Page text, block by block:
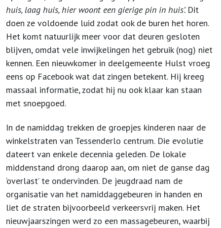
huis, laag huis, hier woont een gierige pin in huis’. Dit
doen ze voldoende luid zodat ook de buren het horen.
Het komt natuurlijk meer voor dat deuren gesloten
blijven, omdat vele inwijkelingen het gebruik (nog) niet
kennen. Een nieuwkomer in deelgemeente Hulst vroeg
eens op Facebook wat dat zingen betekent. Hij kreeg
massaal informatie, zodat hij nu ook klaar kan staan
met snoepgoed.
In de namiddag trekken de groepjes kinderen naar de
winkelstraten van Tessenderlo centrum. Die evolutie
dateert van enkele decennia geleden. De lokale
middenstand drong daarop aan, om niet de ganse dag
‘overlast’ te ondervinden. De jeugdraad nam de
organisatie van het namiddaggebeuren in handen en
liet de straten bijvoorbeeld verkeersvrij maken. Het
nieuwjaarszingen werd zo een massagebeuren, waarbij